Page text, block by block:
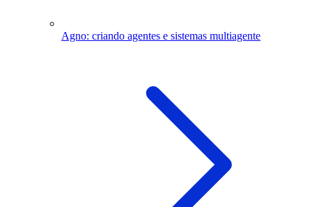
Agno: criando agentes e sistemas multiagente